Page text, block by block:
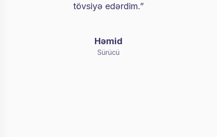
tövsiyə edərdim.”
Həmid
Sürücü